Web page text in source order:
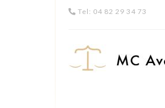
Tel: 04 82 29 34 73